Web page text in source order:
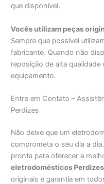
que disponível.
Vocês utilizam peças
Sempre que possível
fabricante. Quando não
reposição de alta
equipamento.
Entre em Contato –
Perdizes
Não deixe que um
comprometa o seu dia a
pronta para oferecer a
eletrodomésticos Perdizes
originais e garantia em